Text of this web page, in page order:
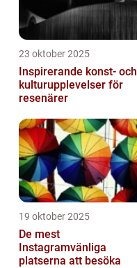
23 oktober 2025
Inspirerande konst- och
kulturupplevelser för
resenärer
19 oktober 2025
De mest
Instagramvänliga
platserna att besöka